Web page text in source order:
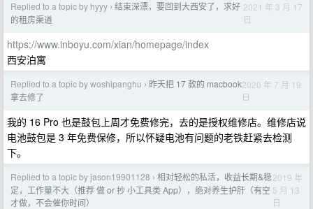
Replied to a topic by hyyy › 结束深漂，要回到大西安了，求好
的租房渠道
2021 年 3 月 17
日
https://www.inboyu.com/xian/homepage/index
西安泊寓
Replied to a topic by woshipanghu › 昨天把 17 款的 macbook
拿去修了
2020 年 7 月 19
日
我的 16 Pro 也是鼓包上周才免费修完，去的是授权维修店。维修店说
电池鼓包是 3 年免费保修，所以怀疑电池有问题的老铁赶紧去检测
下。
Replied to a topic by jason19901128 › 相对轻松的私活，收益长期&稳
定，工作量不大（推荐 做 or 抄 小工具类 App），绝对养生护肝（有空
才做，不会催你时间）
2019 年
5 月 13
日